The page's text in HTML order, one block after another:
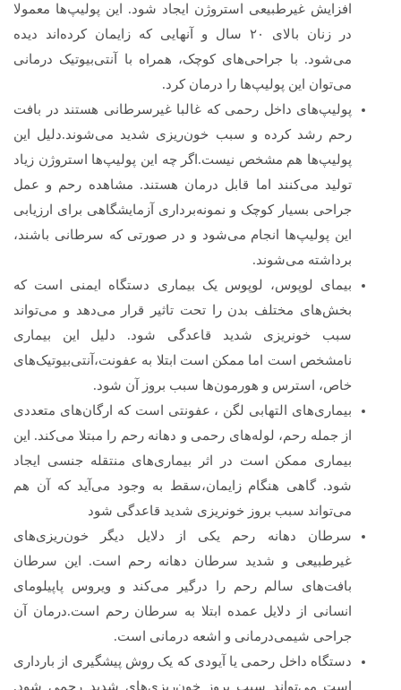
افزایش غیرطبیعی استروژن ایجاد شود. این پولیپ‌ها معمولا
در زنان بالای ۲۰ سال و آنهایی که زایمان کرده‌اند دیده
می‌شود. با جراحی‌های کوچک، همراه با آنتی‌بیوتیک درمانی
می‌توان این پولیپ‌ها را درمان کرد.
پولیپ‌های داخل رحمی که غالبا غیرسرطانی هستند در بافت
رحم رشد کرده و سبب خون‌ریزی شدید می‌شوند.دلیل این
پولیپ‌ها هم مشخص نیست.اگر چه این پولیپ‌ها استروژن زیاد
تولید می‌کنند اما قابل درمان هستند. مشاهده رحم و عمل
جراحی بسیار کوچک و نمونه‌برداری آزمایشگاهی برای ارزیابی
این پولیپ‌ها انجام می‌شود و در صورتی که سرطانی باشند،
برداشته می‌شوند.
بیمای لوپوس، لوپوس یک بیماری دستگاه ایمنی است که
بخش‌های مختلف بدن را تحت تاثیر قرار می‌دهد و می‌تواند
سبب خونریزی شدید قاعدگی شود. دلیل این بیماری
نامشخص است اما ممکن است ابتلا به عفونت،آنتی‌بیوتیک‌های
خاص، استرس و هورمون‌ها سبب بروز آن شود.
بیماری‌های التهابی لگن ، عفونتی است که ارگان‌های متعددی
از جمله رحم، لوله‌های رحمی و دهانه رحم را مبتلا می‌کند. این
بیماری ممکن است در اثر بیماری‌های منتقله جنسی ایجاد
شود. گاهی هنگام زایمان،سقط به وجود می‌آید که آن هم
می‌تواند سبب بروز خونریزی شدید قاعدگی شود
سرطان دهانه رحم یکی از دلایل دیگر خون‌ریزی‌های
غیرطبیعی و شدید سرطان‌ دهانه رحم است. این سرطان
بافت‌های سالم رحم را درگیر می‌کند و ویروس پاپیلومای
انسانی از دلایل عمده ابتلا به سرطان رحم است.درمان آن
جراحی شیمی‌درمانی و اشعه درمانی است.
دستگاه داخل رحمی یا آیودی که یک روش پیشگیری از بارداری
است می‌تواند سبب بروز خون‌ریزی‌های شدید رحمی شود.